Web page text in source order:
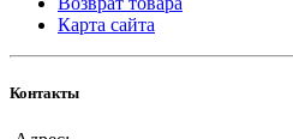
Карта сайта
Контакты